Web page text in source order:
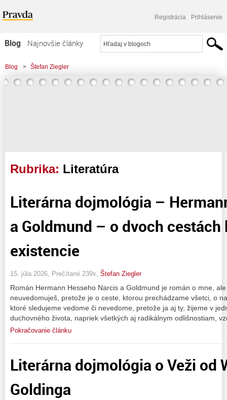
Registrácia Prihlásenie
Blog
Najnovšie články
Najčítanejšie články
Najkomentovanejšie články
Blog > Štefan Ziegler
Rubrika: Literatúra
Literárna dojmológia –
a Goldmund – o dvoch
existencie
15. júla 2026, Prečítané 239x, Štefan Ziegler
Román Hermann Hesseho Narcis a Goldmund je román o mne,
neuvedomuješ, pretože je o ceste, ktorou prechádzame všetci, o
ktoré sledujeme vedome či nevedome, pretože ja aj ty, žijeme v
duchovného života, napriek všetkých aj radikálnym odlišnostiam,
Pokračovanie článku
Literárna dojmológia o Veži od
Goldinga